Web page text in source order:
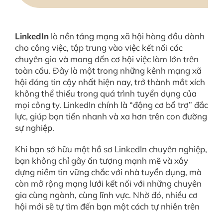
LinkedInlà nền tảng mạng xã hội hàng đầu dành
cho công việc, tập trung vào việc kết nối các
chuyên gia và mang đến cơ hội việc làm lớn trên
toàn cầu. Đây là một trong những kênh mạng xã
hội đáng tin cậy nhất hiện nay, trở thành mắt xích
không thể thiếu trong quá trình tuyển dụng của
mọi công ty. LinkedIn chính là “động cơ bổ trợ” đắc
lực, giúp bạn tiến nhanh và xa hơn trên con đường
sự nghiệp.
Khi bạn sở hữu một hồ sơ LinkedIn chuyên nghiệp,
bạn không chỉ gây ấn tượng mạnh mẽ và xây
dựng niềm tin vững chắc với nhà tuyển dụng, mà
còn mở rộng mạng lưới kết nối với những chuyên
gia cùng ngành, cùng lĩnh vực. Nhờ đó, nhiều cơ
hội mới sẽ tự tìm đến bạn một cách tự nhiên trên